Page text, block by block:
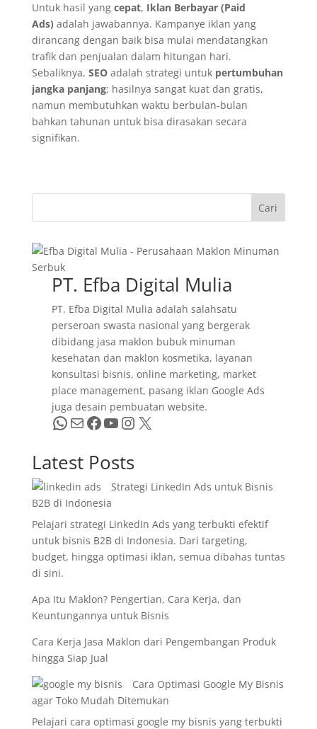
Untuk hasil yang cepat, Iklan Berbayar (Paid
Ads) adalah jawabannya. Kampanye iklan yang
dirancang dengan baik bisa mulai mendatangkan
trafik dan penjualan dalam hitungan hari.
Sebaliknya, SEOadalah strategi untuk pertumbuhan
jangka panjang; hasilnya sangat kuat dan gratis,
namun membutuhkan waktu berbulan-bulan
bahkan tahunan untuk bisa dirasakan secara
signifikan.
Cari
PT. Efba Digital Mulia
PT. Efba Digital Mulia adalah salahsatu
perseroan swasta nasional yang bergerak
dibidang jasa maklon bubuk minuman
kesehatan dan maklon kosmetika, layanan
konsultasi bisnis, online marketing, market
place management, pasang iklan Google Ads
juga desain pembuatan website.
WhatsApp Mail Facebook YouTube InstagramX
Latest Posts
Strategi LinkedIn Ads untuk Bisnis
B2B di Indonesia
Pelajari strategi LinkedIn Ads yang terbukti efektif
untuk bisnis B2B di Indonesia. Dari targeting,
budget, hingga optimasi iklan, semua dibahas tuntas
di sini.
Apa Itu Maklon? Pengertian, Cara Kerja, dan
Keuntungannya untuk Bisnis
Cara Kerja Jasa Maklon dari Pengembangan Produk
hingga Siap Jual
Cara Optimasi Google My Bisnis
agar Toko Mudah Ditemukan
Pelajari cara optimasi google my bisnis yang terbukti